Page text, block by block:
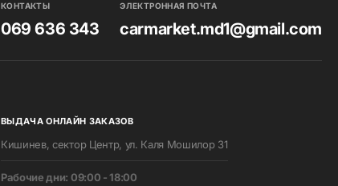
КОНТАКТЫ
069 636 343
ЭЛЕКТРОННАЯ ПОЧТА
carmarket.md1@gmail.com
ВЫДАЧА ОНЛАЙН ЗАКАЗОВ
Кишинев, сектор Центр, ул. Каля Мошилор 31
Pабочие дни: 09:00 - 18:00